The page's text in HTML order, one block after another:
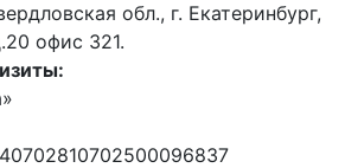
обл., г. Екатеринбург,
офис 321.